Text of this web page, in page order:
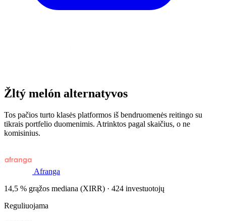
Žltý melón alternatyvos
Tos pačios turto klasės platformos iš bendruomenės reitingo su
tikrais portfelio duomenimis. Atrinktos pagal skaičius, o ne
komisinius.
Afranga
14,5 % grąžos mediana (XIRR) · 424 investuotojų
Reguliuojama